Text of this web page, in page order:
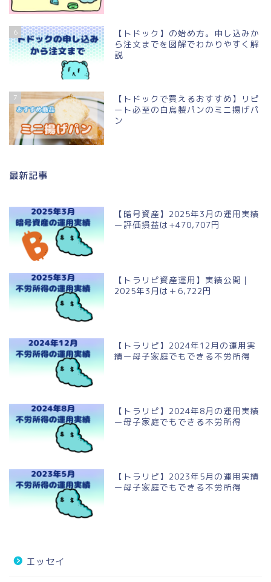
6
【トドック】の始め方。申し込みか
ら注文までを図解でわかりやすく解
説
7
【トドックで買えるおすすめ】リピ
ート必至の白鳥製パンのミニ揚げパ
ン
最新記事
【暗号資産】2025年3月の運用実績
ー評価損益は+470,707円
【トラリピ資産運用】実績公開｜
2025年3月は＋6,722円
【トラリピ】2024年12月の運用実
績ー母子家庭でもできる不労所得
【トラリピ】2024年8月の運用実績
ー母子家庭でもできる不労所得
【トラリピ】2023年5月の運用実績
ー母子家庭でもできる不労所得
エッセイ